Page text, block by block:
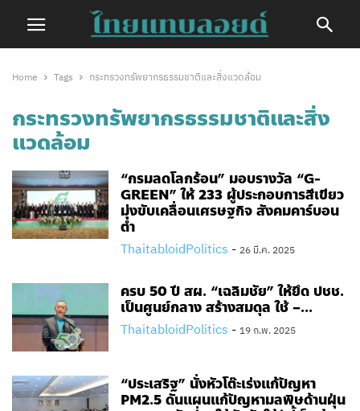
Home Tags กระทรวงทรัพยากรธรรมชาติและสิ่งแวดล้อม
กระทรวงทรัพยากรธรรมชาติและสิ่ง
แวดล้อม
“กรมลดโลกร้อน” มอบรางวัล “G-
GREEN” ให้ 233 ผู้ประกอบการสีเขียว
มุ่งขับเคลื่อนเศรษฐกิจ สังคมคาร์บอน
ต่ำ
ThaitabloidPolitics - 26 มี.ค. 2025
ครบ 50 ปี สผ. “เฉลิมชัย” ให้ยึด ปชช.
เป็นศูนย์กลาง สร้างสมดุล ใช้ –...
ThaitabloidPolitics - 19 ก.พ. 2025
“ประเสริฐ” นั่งหัวโต๊ะเร่งแก้ปัญหา
PM2.5 ดันแผนแก้ปัญหามลพิษด้านฝุ่น